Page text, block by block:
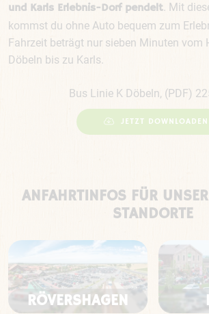
und Karls Erlebnis-Dorf pendelt. Mit
kommst du ohne Auto bequem zum
Fahrzeit beträgt nur sieben Minuten vom
Döbeln bis zu Karls.
Bus Linie K Döbeln, (PDF)
JETZT DOWNLOADEN
ANFAHRTINFOS FÜR
STANDORTE
RÖVERSHAGEN